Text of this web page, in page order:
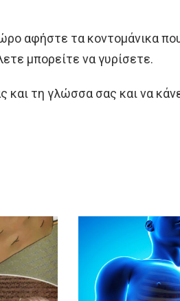
αφήστε τα κοντομάνικα
μπορείτε να γυρίσετε.
και τη γλώσσα σας και να